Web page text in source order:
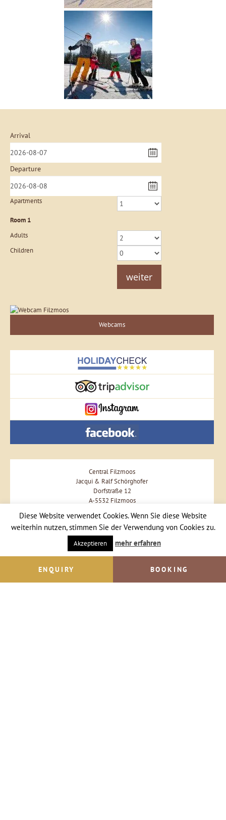
ENQUIRY BOOKING
Arrival
Departure
Apartments
Room 1
Adults
Children
weiter
Webcams
Central Filzmoos
Jacqui & Ralf Schörghofer
Dorfstraße 12
A-5532 Filzmoos
Send Email
Diese Website verwendet Cookies. Wenn Sie diese Website
weiterhin nutzen, stimmen Sie der Verwendung von Cookies zu.
Akzeptieren mehr erfahren